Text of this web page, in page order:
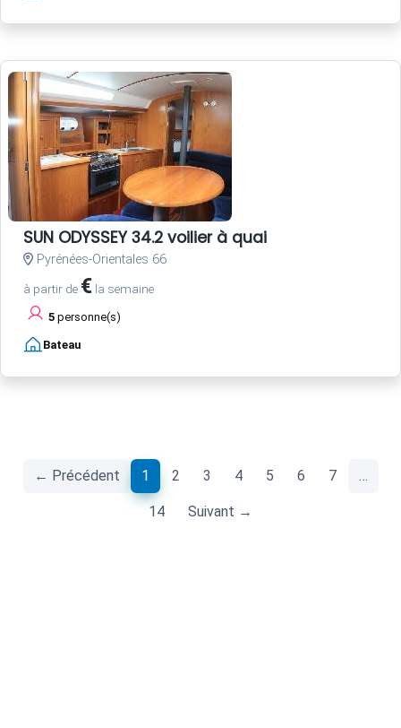
SUN ODYSSEY 34.2 voilier à quai
Pyrénées-Orientales 66
à partir de € la semaine
5 personne(s)
Bateau
← Précédent 1 (current)
2 3 4 5 6 7 …
14 Suivant →